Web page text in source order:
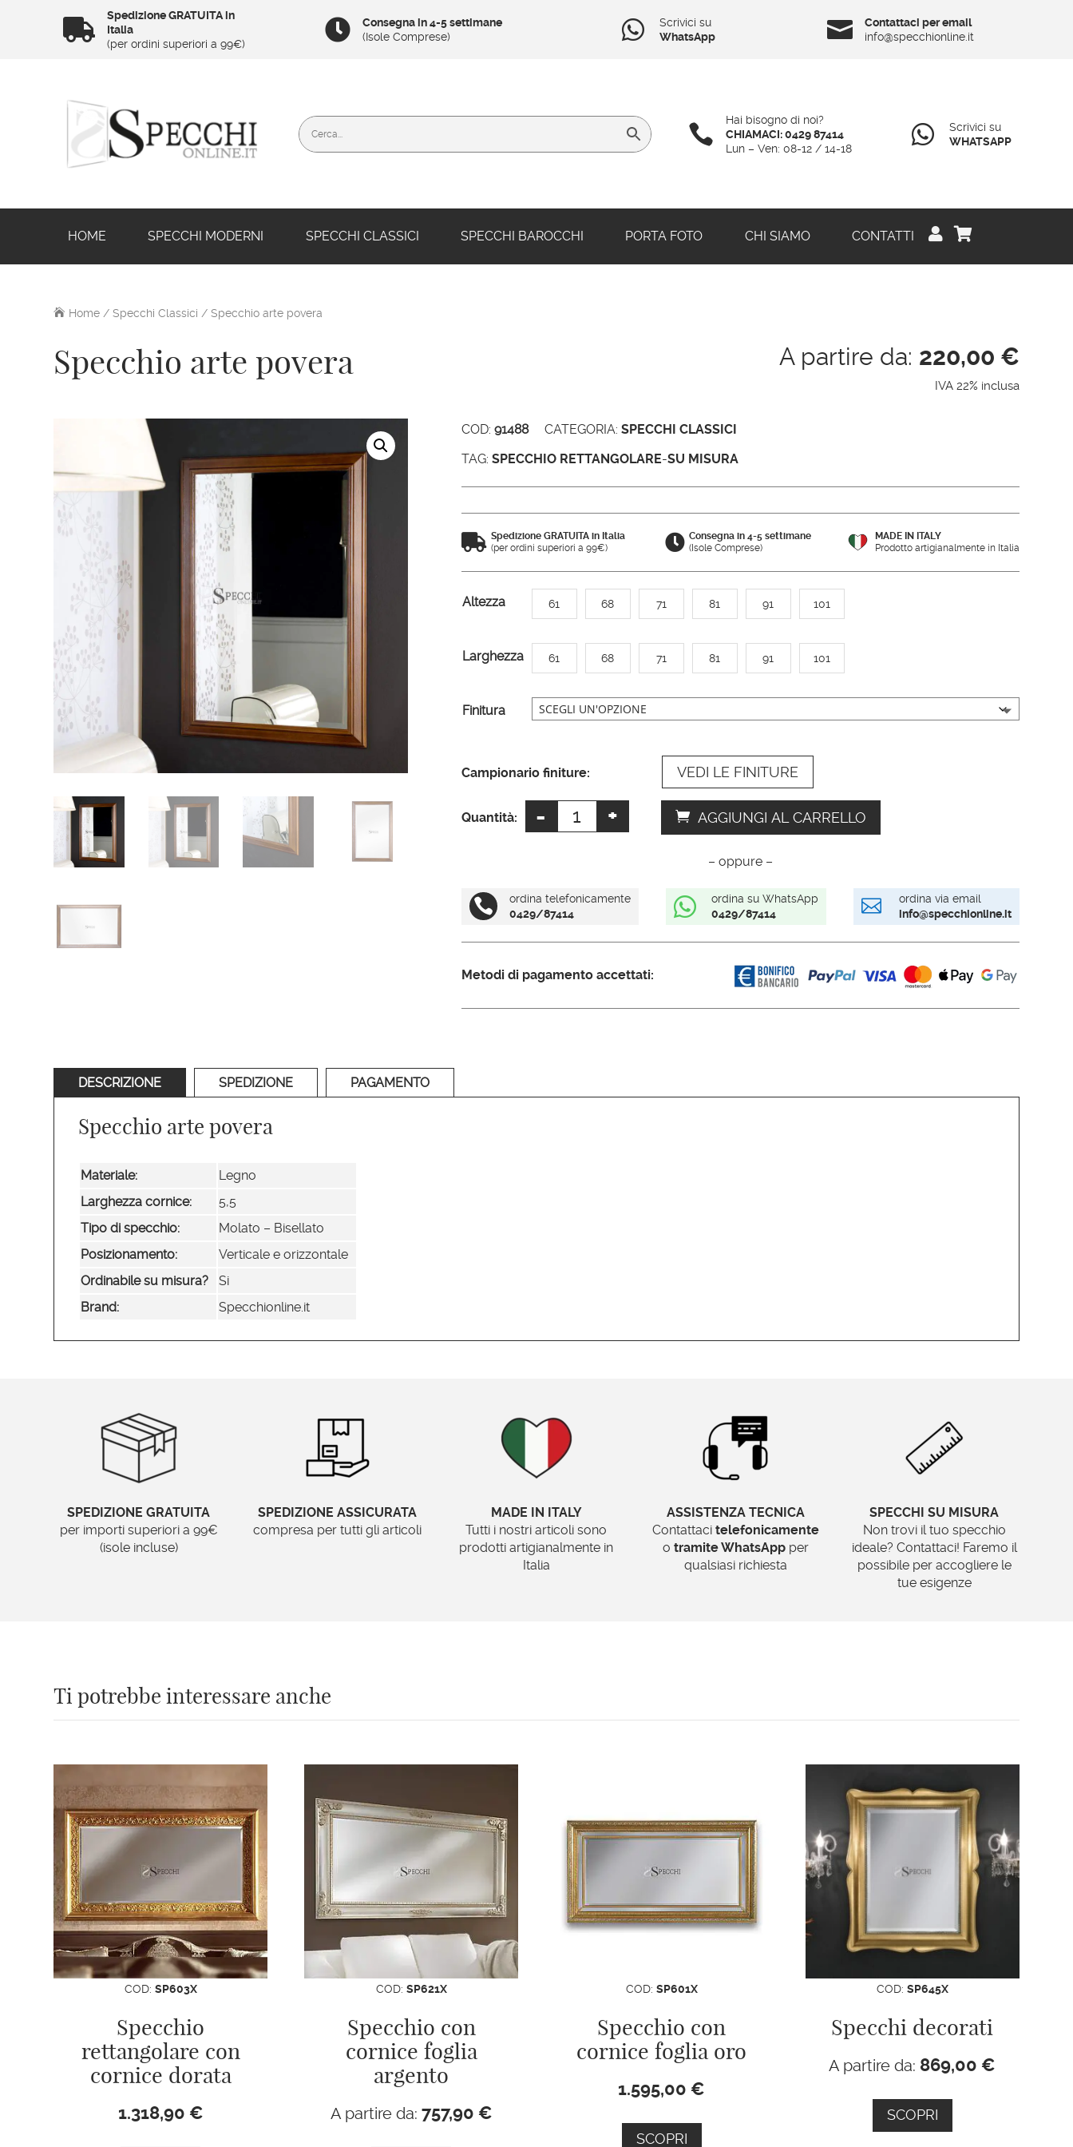

Spedizione GRATUITA in
Italia
(per ordini superiori a 99€)

Consegna in 4-5 settimane
(Isole Comprese)

Scrivici su
WhatsApp

Contattaci per email
info@specchionline.it

Hai bisogno di noi?
CHIAMACI: 0429 87414
Lun – Ven: 08-12 / 14-18

Scrivici su
WHATSAPP
HOME SPECCHI MODERNI SPECCHI CLASSICI SPECCHI BAROCCHI PORTA FOTO CHI SIAMO CONTATTI  
Home /Specchi Classici / Specchio arte povera
Specchio arte povera A partire da: 220,00 €
IVA 22% inclusa
COD: 91488 CATEGORIA: SPECCHI CLASSICI
TAG: SPECCHIO RETTANGOLARE-SU MISURA
 Spedizione GRATUITA in Italia
(per ordini superiori a 99€)
 Consegna in 4-5 settimane
(Isole Comprese)
MADE IN ITALY
Prodotto artigianalmente in Italia
Altezza 61 68 71 81 91 101
Larghezza 61 68 71 81 91 101
Finitura
Campionario finiture: VEDI LE FINITURE
Quantità: -
Specchio
arte
+ AGGIUNGI AL CARRELLO
A
e
n
i
e
– oppure –

ordina telefonicamente
0429/87414

ordina su WhatsApp
0429/87414

ordina via email
info@specchionline.it
Metodi di pagamento accettati:
DESCRIZIONE SPEDIZIONE PAGAMENTO
Specchio arte povera
Materiale:
Legno
Larghezza cornice:
5,5
Tipo di specchio:
Molato – Bisellato
Posizionamento:
Verticale e orizzontale
Ordinabile su misura?
Si
Brand:
Specchionline.it
SPEDIZIONE GRATUITA
per importi superiori a 99€
(isole incluse)
SPEDIZIONE ASSICURATA
compresa per tutti gli articoli
MADE IN ITALY
Tutti i nostri articoli sono
prodotti artigianalmente in
Italia
ASSISTENZA TECNICA
Contattaci telefonicamente
o tramite WhatsAppper
qualsiasi richiesta
SPECCHI SU MISURA
Non trovi il tuo specchio
ideale? Contattaci! Faremo il
possibile per accogliere le
tue esigenze
Ti potrebbe interessare anche
COD: SP603X
Specchio
rettangolare con
cornice dorata
1.318,90 €
COD: SP621X
Specchio con
cornice foglia
argento
A partire da: 757,90 €
COD: SP601X
Specchio con
cornice foglia oro
1.595,00 €
SCOPRI
COD: SP645X
Specchi decorati
A partire da: 869,00 €
SCOPRI